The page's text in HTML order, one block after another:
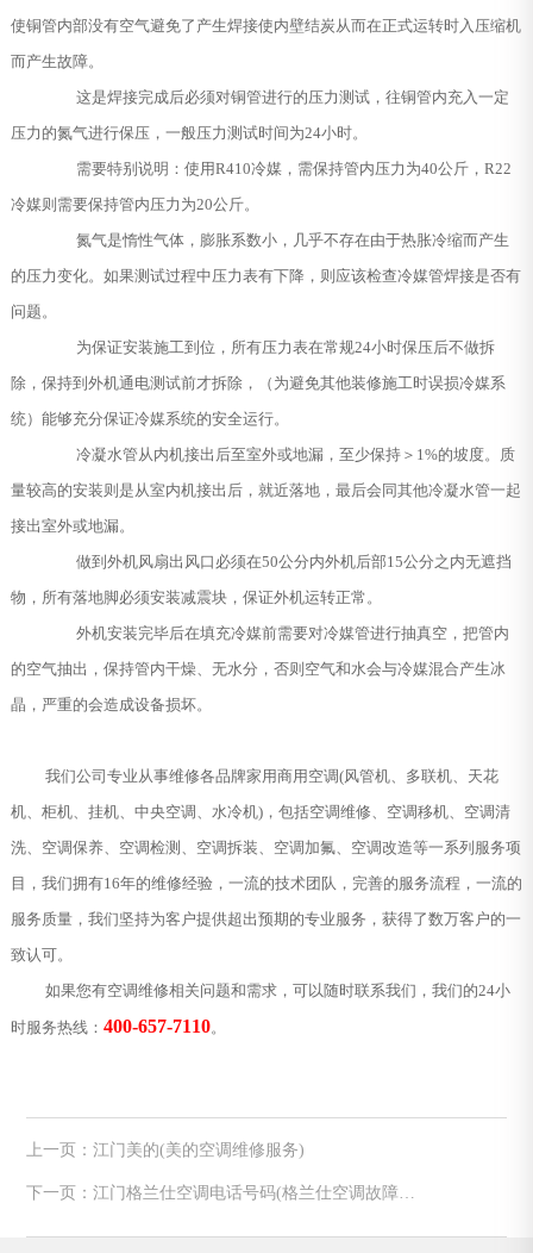
使铜管内部没有空气避免了产生焊接使内壁结炭从而在正式运转时入压缩机
而产生故障。
这是焊接完成后必须对铜管进行的压力测试，往铜管内充入一定
压力的氮气进行保压，一般压力测试时间为24小时。
需要特别说明：使用R410冷媒，需保持管内压力为40公斤，R22
冷媒则需要保持管内压力为20公斤。
氮气是惰性气体，膨胀系数小，几乎不存在由于热胀冷缩而产生
的压力变化。如果测试过程中压力表有下降，则应该检查冷媒管焊接是否有
问题。
为保证安装施工到位，所有压力表在常规24小时保压后不做拆
除，保持到外机通电测试前才拆除，（为避免其他装修施工时误损冷媒系
统）能够充分保证冷媒系统的安全运行。
冷凝水管从内机接出后至室外或地漏，至少保持＞1%的坡度。质
量较高的安装则是从室内机接出后，就近落地，最后会同其他冷凝水管一起
接出室外或地漏。
做到外机风扇出风口必须在50公分内外机后部15公分之内无遮挡
物，所有落地脚必须安装减震块，保证外机运转正常。
外机安装完毕后在填充冷媒前需要对冷媒管进行抽真空，把管内
的空气抽出，保持管内干燥、无水分，否则空气和水会与冷媒混合产生冰
晶，严重的会造成设备损坏。
我们公司专业从事维修各品牌家用商用空调(风管机、多联机、天花
机、柜机、挂机、中央空调、水冷机)，包括空调维修、空调移机、空调清
洗、空调保养、空调检测、空调拆装、空调加氟、空调改造等一系列服务项
目，我们拥有16年的维修经验，一流的技术团队，完善的服务流程，一流的
服务质量，我们坚持为客户提供超出预期的专业服务，获得了数万客户的一
致认可。
如果您有空调维修相关问题和需求，可以随时联系我们，我们的24小
时服务热线： 400-657-7110。
上一页：江门美的(美的空调维修服务)
下一页：江门格兰仕空调电话号码(格兰仕空调故障代